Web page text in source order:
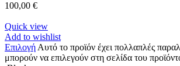
100,00 €
Quick view
Add to wishlist
Επιλογή Αυτό το προϊόν έχει πολλαπλές
μπορούν να επιλεγούν στη σελίδα του